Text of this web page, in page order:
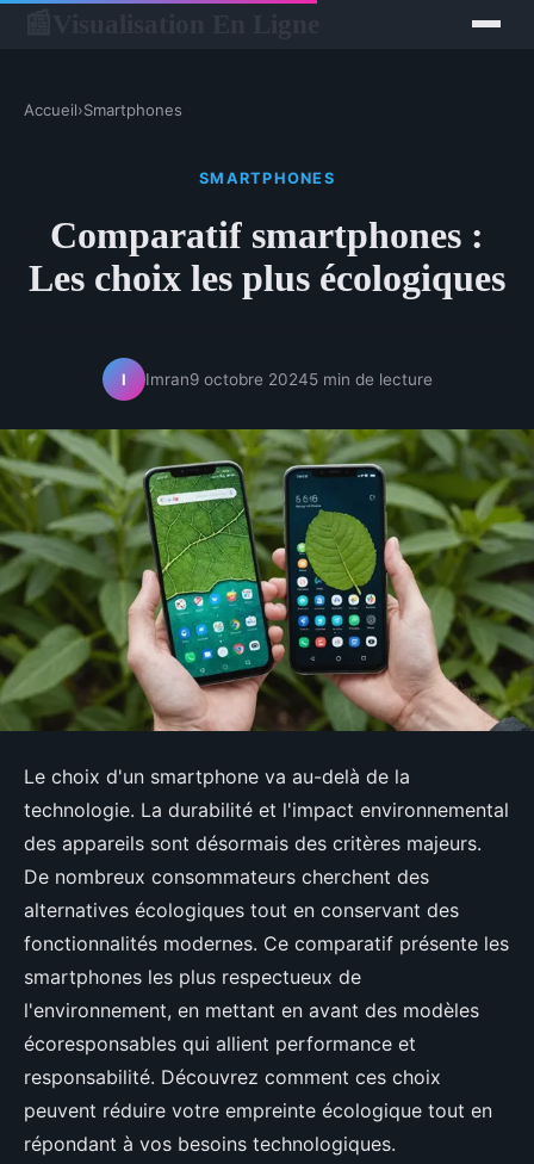
Accueil›Smartphones
SMARTPHONES
Comparatif smartphones :
Les choix les plus écologiques
I Imran9 octobre 20245 min de lecture
Le choix d'un smartphone va au-delà de la
technologie. La durabilité et l'impact environnemental
des appareils sont désormais des critères majeurs.
De nombreux consommateurs cherchent des
alternatives écologiques tout en conservant des
fonctionnalités modernes. Ce comparatif présente les
smartphones les plus respectueux de
l'environnement, en mettant en avant des modèles
écoresponsables qui allient performance et
responsabilité. Découvrez comment ces choix
peuvent réduire votre empreinte écologique tout en
répondant à vos besoins technologiques.